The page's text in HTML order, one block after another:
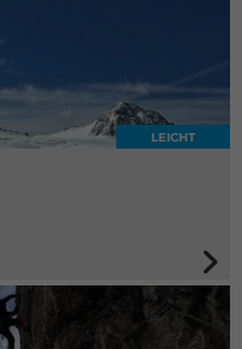
LEICHT